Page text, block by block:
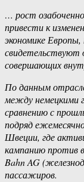
… рост
привести к
экономике
свидетельствуют
совершающих
По данным
между немецкими
сравнению с
подряд
Швеции, где
кампанию против
Bahn AG
пассажиров.